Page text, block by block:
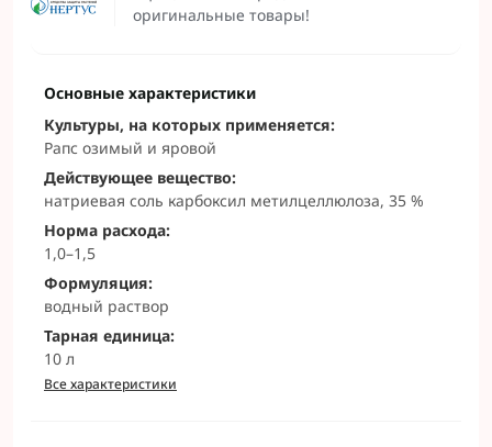
оригинальные товары!
Основные характеристики
Культуры, на которых применяется:
Рапс озимый и яровой
Действующее вещество:
натриевая соль карбоксил метилцеллюлоза, 35 %
Норма расхода:
1,0–1,5
Формуляция:
водный раствор
Тарная единица:
10 л
Все характеристики